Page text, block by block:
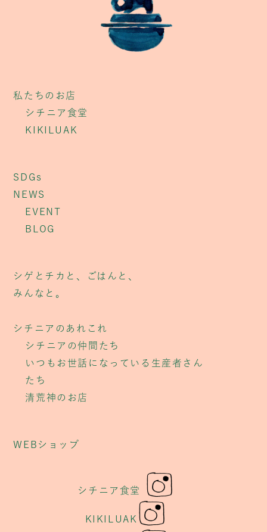
私たちのお店
シチニア食堂
KIKILUAK
SDGs
NEWS
EVENT
BLOG
シゲとチカと、ごはんと、
みんなと。
シチニアのあれこれ
シチニアの仲間たち
いつもお世話になっている生産者さん
たち
清荒神のお店
WEBショップ
シチニア食堂
KIKILUAK